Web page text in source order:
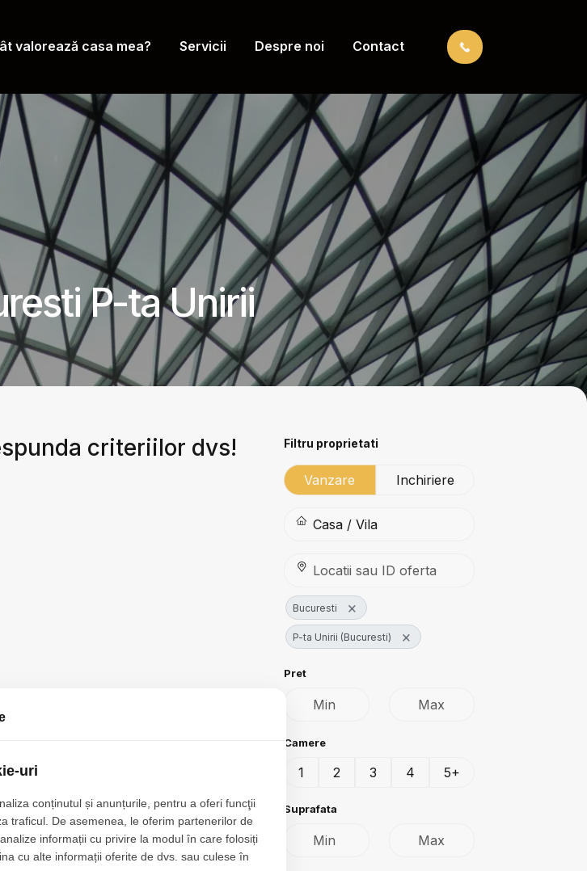
valorează casa mea? Servicii Despre noi Contact
P-ta Unirii
criteriilor dvs! Filtru proprietati
Vanzare Inchiriere
Bucuresti ×
P-ta Unirii (Bucuresti) ×
Pret
Camere
1 2 3 4 5+
Suprafata
uri
conținutul și anunțurile, pentru a oferi funcţii
traficul. De asemenea, le oferim partenerilor de
informații cu privire la modul în care folosiți
cu alte informații oferite de dvs. sau culese în